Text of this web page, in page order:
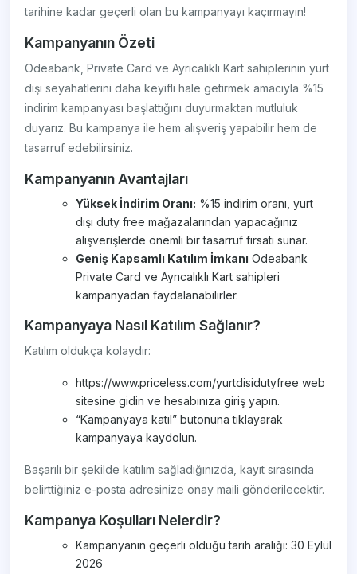
tarihine kadar geçerli olan bu kampanyayı kaçırmayın!
Kampanyanın Özeti
Odeabank, Private Card ve Ayrıcalıklı Kart sahiplerinin yurt
dışı seyahatlerini daha keyifli hale getirmek amacıyla %15
indirim kampanyası başlattığını duyurmaktan mutluluk
duyarız. Bu kampanya ile hem alışveriş yapabilir hem de
tasarruf edebilirsiniz.
Kampanyanın Avantajları
Yüksek İndirim Oranı: %15 indirim oranı, yurt
dışı duty free mağazalarından yapacağınız
alışverişlerde önemli bir tasarruf fırsatı sunar.
Geniş Kapsamlı Katılım İmkanı Odeabank
Private Card ve Ayrıcalıklı Kart sahipleri
kampanyadan faydalanabilirler.
Kampanyaya Nasıl Katılım Sağlanır?
Katılım oldukça kolaydır:
https://www.priceless.com/yurtdisidutyfree web
sitesine gidin ve hesabınıza giriş yapın.
“Kampanyaya katıl” butonuna tıklayarak
kampanyaya kaydolun.
Başarılı bir şekilde katılım sağladığınızda, kayıt sırasında
belirttiğiniz e-posta adresinize onay maili gönderilecektir.
Kampanya Koşulları Nelerdir?
Kampanyanın geçerli olduğu tarih aralığı: 30 Eylül
2026